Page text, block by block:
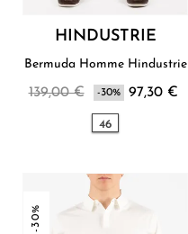
HINDUSTRIE
Bermuda Homme Hindustrie
139,00 € -30% 97,30 €
46
-30%